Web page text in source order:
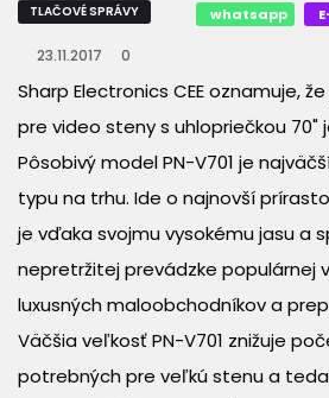
TLAČOVÉ SPRÁVY whatsapp
23.11.2017 0
Sharp Electronics CEE oznamuje,
pre video steny s uhlopriečkou 70"
Pôsobivý model PN-V701 je
typu na trhu. Ide o najnovší
je vďaka svojmu vysokému jasu a
nepretržitej prevádzke populárnej
luxusných maloobchodníkov a
Väčšia veľkosť PN-V701 znižuje
potrebných pre veľkú stenu a